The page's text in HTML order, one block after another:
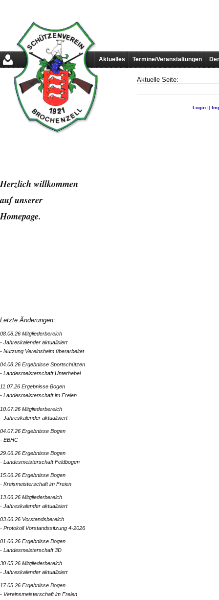
Aktuelles Termine/Veranstaltungen
Aktuelle Seite:
Login ||
Herzlich willkommen
auf unserer
Homepage.
Letzte Änderungen:
08.08.26 Mitgliederbereich
- Jahreskalender aktualisiert
- Nutzung Vereinsheim überarbeitet
04.08.26 Ergebnisse Sportschützen
- Landesmeisterschaft Unterhebel
11.07.26 Ergebnisse Bogen
- Landesmeisterschaft im Freien
10.07.26 Mitgliederbereich
- Jahreskalender aktualisiert
04.07.26 Ergebnisse Bogen
- EBHC
29.06.26 Ergebnisse Bogen
- Landesmeisterschaft Feldbogen
15.06.26 Ergebnisse Bogen
- Kreismeisterschaft im Freien
13.06.26 Mitgliederbereich
- Jahreskalender aktualisiert
03.06.26 Vorstandsbereich
- Protokoll Vorstandssitzung 4-2026
01.06.26 Ergebnisse Bogen
- Landesmeisterschaft 3D
30.05.26 Mitgliederbereich
- Jahreskalender aktualisiert
17.05.26 Ergebnisse Bogen
- Vereinsmeisterschaft im Freien